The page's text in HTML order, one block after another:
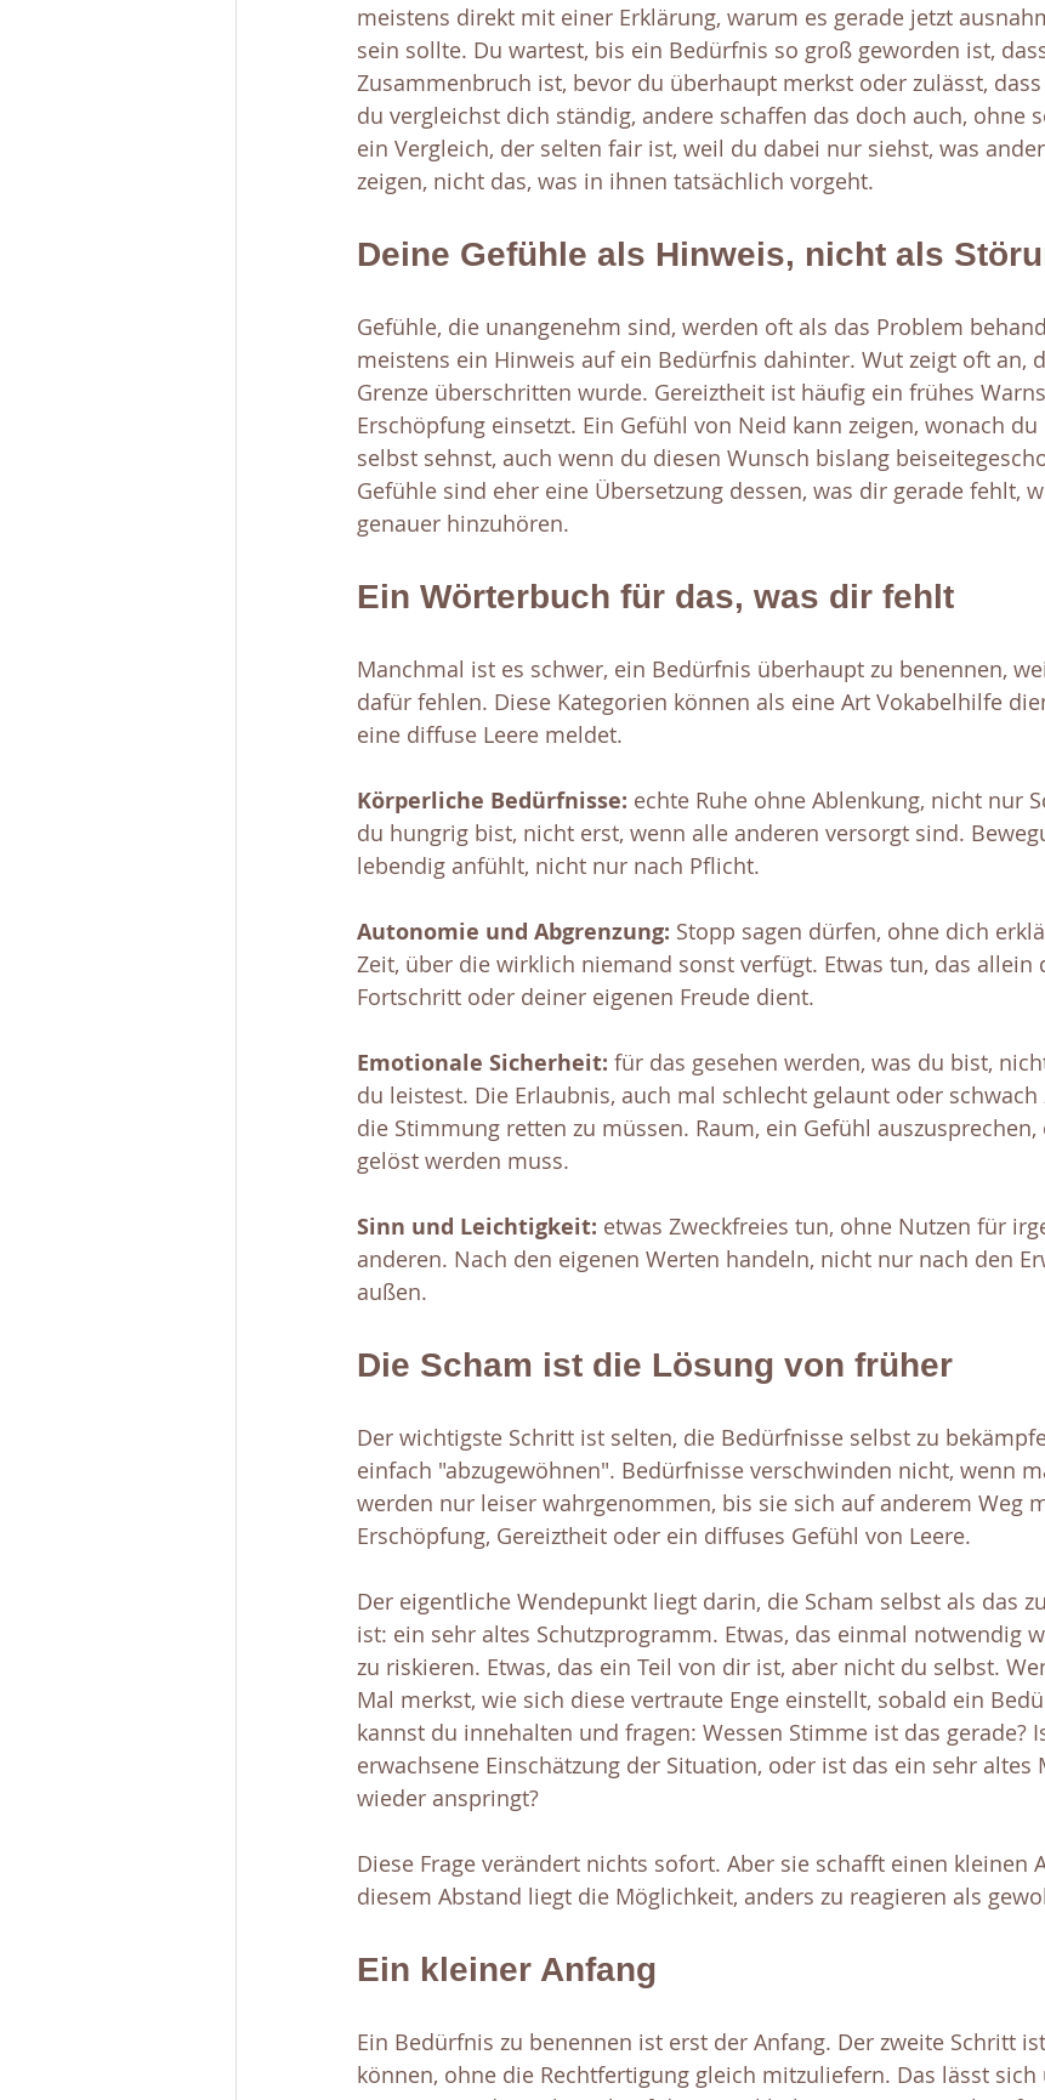
meistens direkt mit einer Erklärung, warum es gerade jetzt
sein sollte. Du wartest, bis ein Bedürfnis so groß geworden ist,
Zusammenbruch ist, bevor du überhaupt merkst oder zulässt,
du vergleichst dich ständig, andere schaffen das doch auch, ohne
ein Vergleich, der selten fair ist, weil du dabei nur siehst, was
zeigen, nicht das, was in ihnen tatsächlich vorgeht.
Deine Gefühle als Hinweis, nicht als
Gefühle, die unangenehm sind, werden oft als das Problem
meistens ein Hinweis auf ein Bedürfnis dahinter. Wut zeigt oft an,
Grenze überschritten wurde. Gereiztheit ist häufig ein frühes
Erschöpfung einsetzt. Ein Gefühl von Neid kann zeigen, wonach
selbst sehnst, auch wenn du diesen Wunsch bislang
Gefühle sind eher eine Übersetzung dessen, was dir gerade fehlt,
genauer hinzuhören.
Ein Wörterbuch für das, was dir fehlt
Manchmal ist es schwer, ein Bedürfnis überhaupt zu benennen,
dafür fehlen. Diese Kategorien können als eine Art Vokabelhilfe
eine diffuse Leere meldet.
Körperliche Bedürfnisse: echte Ruhe ohne Ablenkung, nicht nur
du hungrig bist, nicht erst, wenn alle anderen versorgt sind.
lebendig anfühlt, nicht nur nach Pflicht.
Autonomie und Abgrenzung: Stopp sagen dürfen, ohne dich
Zeit, über die wirklich niemand sonst verfügt. Etwas tun, das allein
Fortschritt oder deiner eigenen Freude dient.
Emotionale Sicherheit: für das gesehen werden, was du bist,
du leistest. Die Erlaubnis, auch mal schlecht gelaunt oder
die Stimmung retten zu müssen. Raum, ein Gefühl
gelöst werden muss.
Sinn und Leichtigkeit: etwas Zweckfreies tun, ohne Nutzen für
anderen. Nach den eigenen Werten handeln, nicht nur nach den
außen.
Die Scham ist die Lösung von früher
Der wichtigste Schritt ist selten, die Bedürfnisse selbst zu
einfach "abzugewöhnen". Bedürfnisse verschwinden nicht, wenn
werden nur leiser wahrgenommen, bis sie sich auf anderem Weg
Erschöpfung, Gereiztheit oder ein diffuses Gefühl von Leere.
Der eigentliche Wendepunkt liegt darin, die Scham selbst als das
ist: ein sehr altes Schutzprogramm. Etwas, das einmal notwendig
zu riskieren. Etwas, das ein Teil von dir ist, aber nicht du selbst.
Mal merkst, wie sich diese vertraute Enge einstellt, sobald ein
kannst du innehalten und fragen: Wessen Stimme ist das gerade?
erwachsene Einschätzung der Situation, oder ist das ein sehr altes
wieder anspringt?
Diese Frage verändert nichts sofort. Aber sie schafft einen kleinen
diesem Abstand liegt die Möglichkeit, anders zu reagieren als
Ein kleiner Anfang
Ein Bedürfnis zu benennen ist erst der Anfang. Der zweite Schritt
können, ohne die Rechtfertigung gleich mitzuliefern. Das lässt